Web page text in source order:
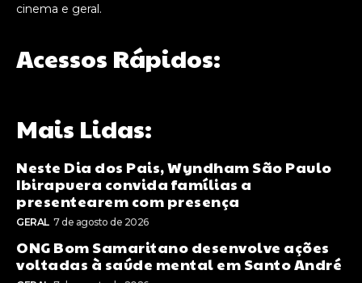
cinema e geral.
Acessos Rápidos:
Mais Lidas:
Neste Dia dos Pais, Wyndham São Paulo
Ibirapuera convida famílias a
presentearem com presença
GERAL 7 de agosto de 2026
ONG Bom Samaritano desenvolve ações
voltadas à saúde mental em Santo André